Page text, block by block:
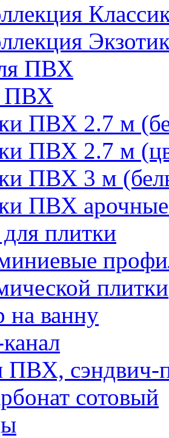
ПВХ
ПВХ
ПВХ 2.7 м
ПВХ 2.7 м
ПВХ 3 м
ПВХ
плитки
плитки
на ванну
ПВХ, сэндвич-
сотовый